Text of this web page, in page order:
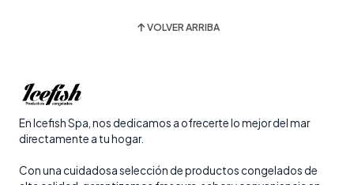
VOLVER ARRIBA
En Icefish Spa, nos dedicamos a ofrecerte lo mejor del mar
directamente a tu hogar.
Con una cuidadosa selección de productos congelados de